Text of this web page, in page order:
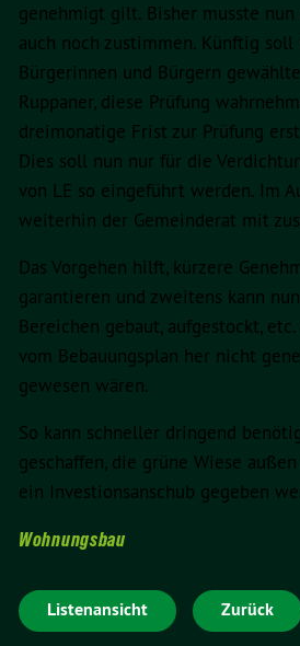
genehmigt gilt. Bisher musste nun
auch noch zustimmen. Künftig soll
Bürgerinnen und Bürgern
Ruppaner, diese Prüfung
dreimonatige Frist zur Prüfung
Dies soll nun nur für die
von LE so eingeführt werden. Im
weiterhin der Gemeinderat mit
Das Vorgehen hilft, kürzere
garantieren und zweitens kann
Bereichen gebaut, aufgestockt,
vom Bebauungsplan her nicht
gewesen wären.
So kann schneller dringend
geschaffen, die grüne Wiese
ein Investionsanschub gegeben
Wohnungsbau
Listenansicht Zurück